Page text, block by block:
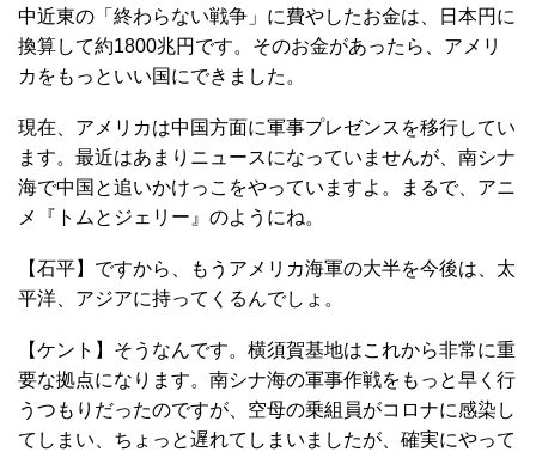
中近東の「終わらない戦争」に費やしたお金は、日本円に
換算して約1800兆円です。そのお金があったら、アメリ
カをもっといい国にできました。
現在、アメリカは中国方面に軍事プレゼンスを移行してい
ます。最近はあまりニュースになっていませんが、南シナ
海で中国と追いかけっこをやっていますよ。まるで、アニ
メ『トムとジェリー』のようにね。
【石平】ですから、もうアメリカ海軍の大半を今後は、太
平洋、アジアに持ってくるんでしょ。
【ケント】そうなんです。横須賀基地はこれから非常に重
要な拠点になります。南シナ海の軍事作戦をもっと早く行
うつもりだったのですが、空母の乗組員がコロナに感染し
てしまい、ちょっと遅れてしまいましたが、確実にやって